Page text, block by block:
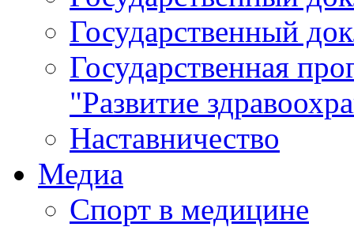
Государственный
Государственная
"Развитие
Наставничество
Медиа
Спорт в медицине